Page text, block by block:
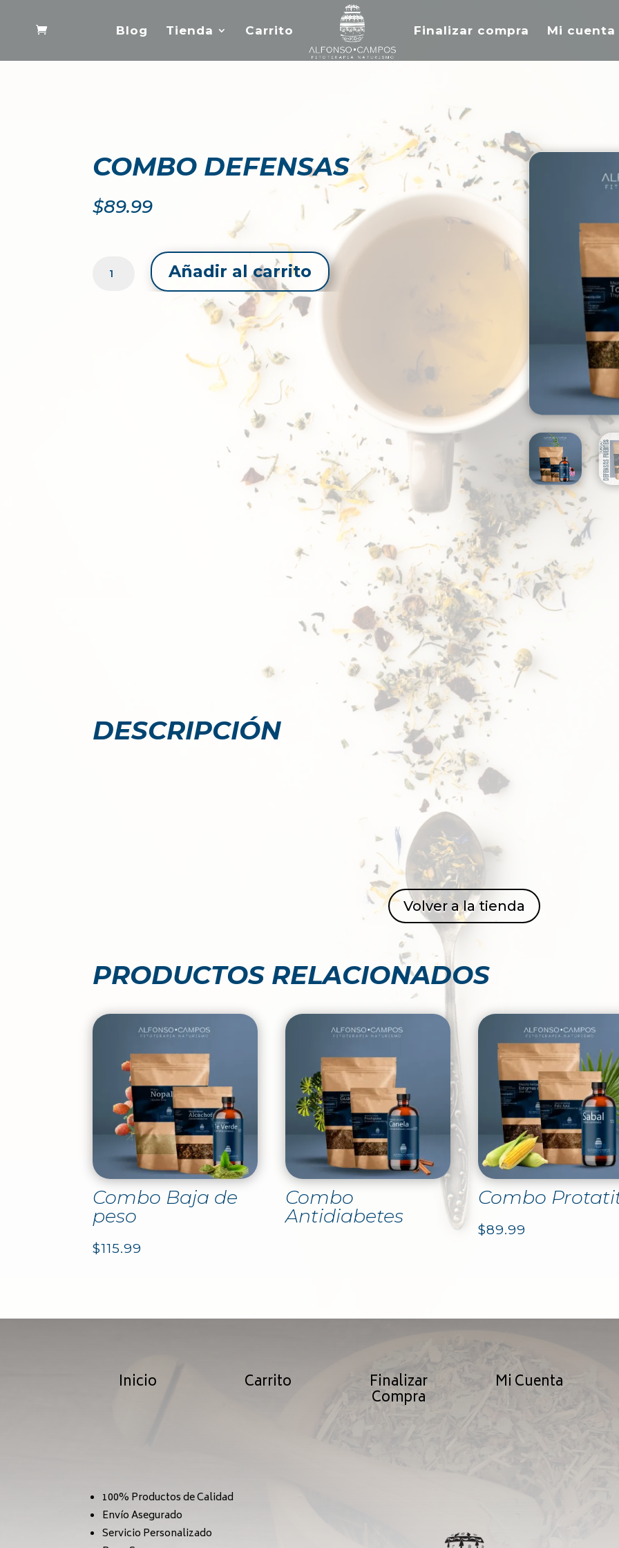
Blog Tienda Carrito Finalizar compra Mi cuenta
COMBO DEFENSAS
$89.99
DEFENSAS
Añadir al carrito
DESCRIPCIÓN
Volver a la tienda
PRODUCTOS RELACIONADOS
Combo Baja de
peso
$115.99
Combo
Antidiabetes
Combo
$89.99
Inicio Carrito Finalizar
Compra
Mi Cuenta
100% Productos de Calidad
Envío Asegurado
Servicio Personalizado